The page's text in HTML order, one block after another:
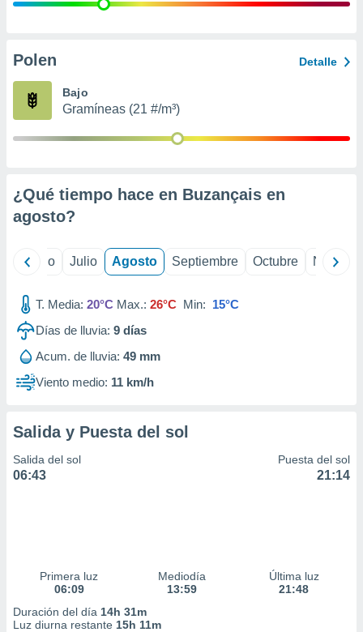
publicidad
de
Polen Detalle
Bajo
Gramíneas (21 #/m³)
¿Qué tiempo hace en Buzançais en
agosto?
Junio Julio Agosto Septiembre Octubre
T. Media: 20°C Max.: 26°C Min: 15°C
Días de lluvia: 9 días
Acum. de lluvia: 49 mm
Viento medio: 11 km/h
Salida y Puesta del sol
Salida del sol
06:43
Puesta del sol
21:14
Primera luz
06:09
Mediodía
13:59
Última luz
21:48
Duración del día 14h 31m
Luz diurna restante 15h 11m